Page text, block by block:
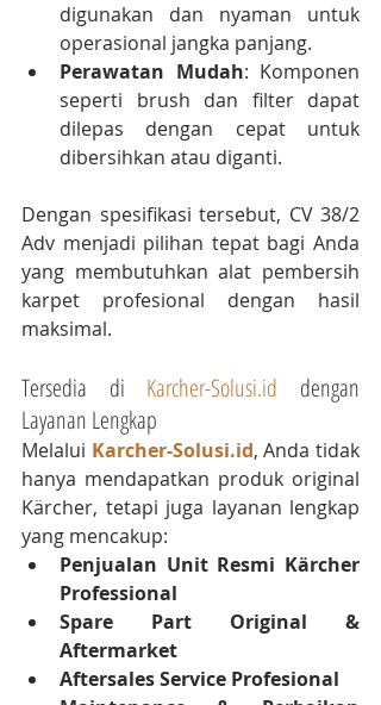
digunakan dan nyaman untuk
operasional jangka panjang.
Perawatan Mudah: Komponen
seperti brush dan filter dapat
dilepas dengan cepat untuk
dibersihkan atau diganti.
Dengan spesifikasi tersebut, CV 38/2
Adv menjadi pilihan tepat bagi Anda
yang membutuhkan alat pembersih
karpet profesional dengan hasil
maksimal.
Tersedia di Karcher-Solusi.id dengan
Layanan Lengkap
Melalui Karcher-Solusi.id, Anda tidak
hanya mendapatkan produk original
Kärcher, tetapi juga layanan lengkap
yang mencakup:
Penjualan Unit Resmi Kärcher
Professional
Spare Part Original &
Aftermarket
Aftersales Service Profesional